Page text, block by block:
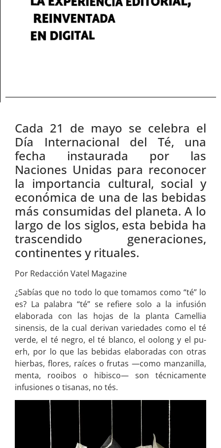
Cada 21 de mayo se celebra el
Día Internacional del Té, una
fecha instaurada por las
Naciones Unidas para reconocer
la importancia cultural, social y
económica de una de las bebidas
más consumidas del planeta. A lo
largo de los siglos, esta bebida ha
trascendido generaciones,
continentes y rituales.
Por Redacción Vatel Magazine
¿Sabías que no todo lo que tomamos como “té” lo
es? La palabra “té” se refiere solo a la infusión
elaborada con las hojas de la planta Camellia
sinensis, de la cual derivan variedades como el té
verde, el té negro, el té blanco, el oolong y el pu-
erh, por lo que las bebidas elaboradas con otras
hierbas, flores, raíces o frutas —como manzanilla,
menta, rooibos o hibisco— son técnicamente
infusiones o tisanas, no tés.